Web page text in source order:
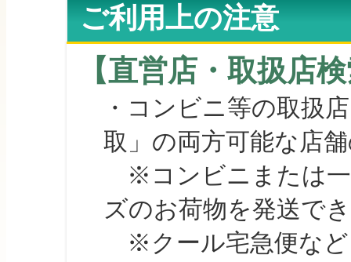
ご利用上の注意
【直営店・取扱店
・コンビニ等の取扱
取」の両方可能な店
※コンビニまたは一
ズのお荷物を発送で
※クール宅急便など